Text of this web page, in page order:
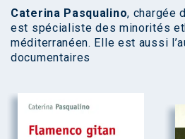
Caterina Pasqualino, chargée
est spécialiste des minorités
méditerranéen. Elle est aussi
documentaires